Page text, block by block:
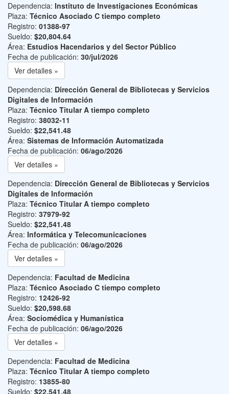
Dependencia: Instituto de Investigaciones Económicas
Plaza: Técnico Asociado C tiempo completo
Registro: 01388-97
Sueldo: $20,804.64
Área: Estudios Hacendarios y del Sector Público
Fecha de publicación: 30/jul/2026
Ver detalles »
Dependencia: Dirección General de Bibliotecas y Servicios
Digitales de Información
Plaza: Técnico Titular A tiempo completo
Registro: 38032-11
Sueldo: $22,541.48
Área: Sistemas de Información Automatizada
Fecha de publicación: 06/ago/2026
Ver detalles »
Dependencia: Dirección General de Bibliotecas y Servicios
Digitales de Información
Plaza: Técnico Titular A tiempo completo
Registro: 37979-92
Sueldo: $22,541.48
Área: Informática y Telecomunicaciones
Fecha de publicación: 06/ago/2026
Ver detalles »
Dependencia: Facultad de Medicina
Plaza: Técnico Asociado C tiempo completo
Registro: 12426-92
Sueldo: $20,598.68
Área: Sociomédica y Humanística
Fecha de publicación: 06/ago/2026
Ver detalles »
Dependencia: Facultad de Medicina
Plaza: Técnico Titular A tiempo completo
Registro: 13855-80
Sueldo: $22,541.48